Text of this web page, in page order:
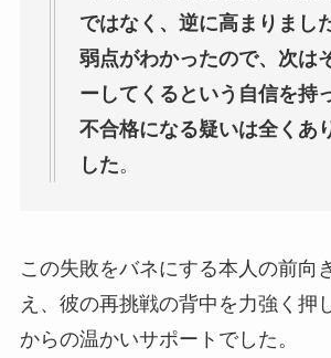
ではなく、逆に高まりまし
弱点がわかったので、次は
ーしてくるという自信を持
不合格になる疑いは全くあ
した。
この失敗をバネにする本人の前向
え、彼の再挑戦の背中を力強く押
からの温かいサポートでした。